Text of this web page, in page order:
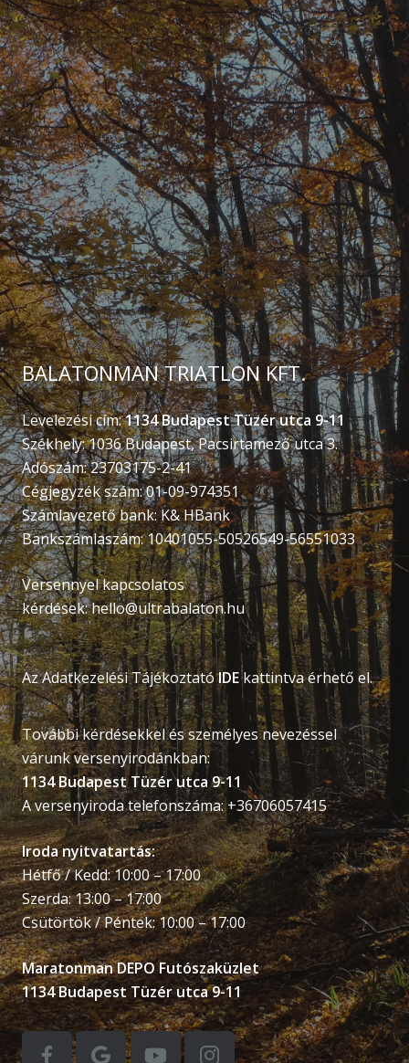
BALATONMAN TRIATLON KFT.
Levelezési cím:1134 Budapest Tüzér utca 9-11
Székhely: 1036 Budapest, Pacsirtamező utca 3.
Adószám: 23703175-2-41
Cégjegyzék szám: 01-09-974351
Számlavezető bank: K& HBank
Bankszámlaszám: 10401055-50526549-56551033
Versennyel kapcsolatos
kérdések:hello@ultrabalaton.hu
Az Adatkezelési Tájékoztató IDE kattintva érhető el.
További kérdésekkel és személyes nevezéssel
várunk versenyirodánkban:
1134 Budapest Tüzér utca 9-11
A versenyiroda telefonszáma: +36706057415
Iroda nyitvatartás:
Hétfő / Kedd: 10:00 – 17:00
Szerda: 13:00 – 17:00
Csütörtök / Péntek: 10:00 – 17:00
Maratonman DEPO Futószaküzlet
1134 Budapest Tüzér utca 9-11